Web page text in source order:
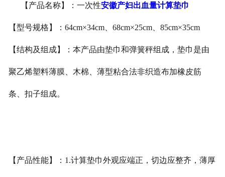
安徽其他卫材
【产品名称】：一次性安徽产妇出血量计算垫巾
【型号规格】：64cm×34cm、68cm×25cm、85cm×35cm
【结构及组成】：本产品由垫巾和弹簧秤组成，垫巾是由
聚乙烯塑料薄膜、木棉、薄型粘合法非织造布加橡皮筋
条、扣子组成。
【产品性能】：1.计算垫巾外观应端正，切边应整齐，薄厚